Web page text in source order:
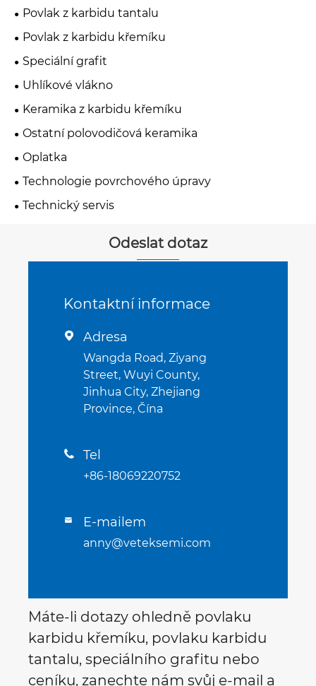
Povlak z karbidu tantalu
Povlak z karbidu křemíku
Speciální grafit
Uhlíkové vlákno
Keramika z karbidu křemíku
Ostatní polovodičová keramika
Oplatka
Technologie povrchového úpravy
Technický servis
Odeslat dotaz
Kontaktní informace
 Adresa
Wangda Road, Ziyang
Street, Wuyi County,
Jinhua City, Zhejiang
Province, Čína
 Tel
+86-18069220752
 E-mailem
anny@veteksemi.com
Máte-li dotazy ohledně povlaku
karbidu křemíku, povlaku karbidu
tantalu, speciálního grafitu nebo
ceníku, zanechte nám svůj e-mail a